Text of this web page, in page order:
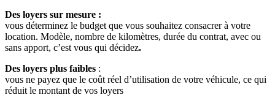
Des loyers sur mesure :
vous déterminez le budget que vous souhaitez consacrer à votre
location. Modèle, nombre de kilomètres, durée du contrat, avec ou
sans apport, c’est vous qui décidez.
Des loyers plus faibles :
vous ne payez que le coût réel d’utilisation de votre véhicule, ce qui
réduit le montant de vos loyers